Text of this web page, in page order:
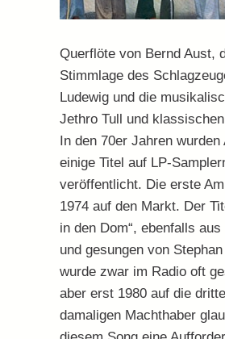
Querflöte von Bernd Aust,
Stimmlage des
Ludewig und die
Jethro Tull und
In den 70er Jahren wurden
einige Titel auf LP-
veröffentlicht. Die erste
1974 auf den Markt. Der
in den Dom“, ebenfalls
und gesungen von
wurde zwar im Radio oft
aber erst 1980 auf die
damaligen Machthaber